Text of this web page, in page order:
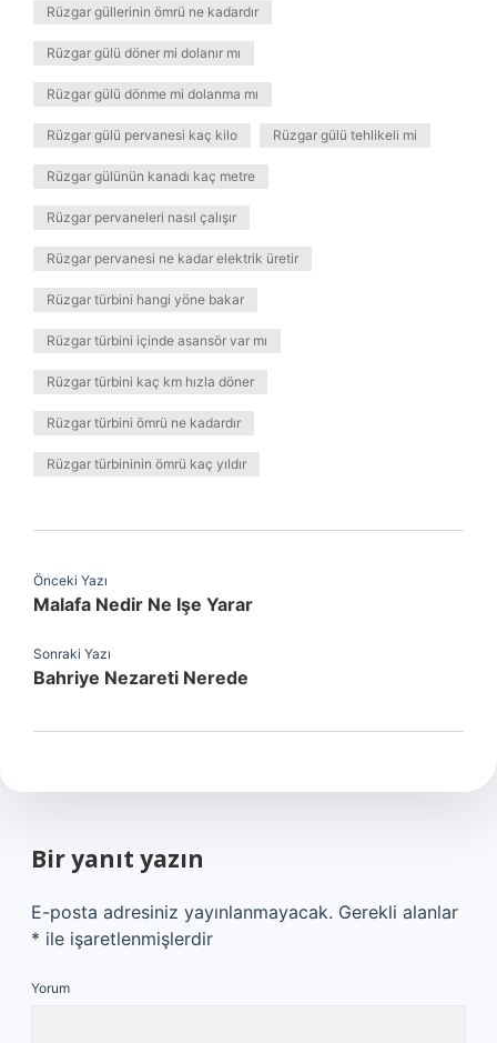
Rüzgar güllerinin ömrü ne kadardır
Rüzgar gülü döner mi dolanır mı
Rüzgar gülü dönme mi dolanma mı
Rüzgar gülü pervanesi kaç kilo Rüzgar gülü tehlikeli mi
Rüzgar gülünün kanadı kaç metre
Rüzgar pervaneleri nasıl çalışır
Rüzgar pervanesi ne kadar elektrik üretir
Rüzgar türbini hangi yöne bakar
Rüzgar türbini içinde asansör var mı
Rüzgar türbini kaç km hızla döner
Rüzgar türbini ömrü ne kadardır
Rüzgar türbininin ömrü kaç yıldır
Önceki Yazı
Malafa Nedir Ne Işe Yarar
Sonraki Yazı
Bahriye Nezareti Nerede
Bir yanıt yazın
E-posta adresiniz yayınlanmayacak. Gerekli alanlar
* ile işaretlenmişlerdir
Yorum